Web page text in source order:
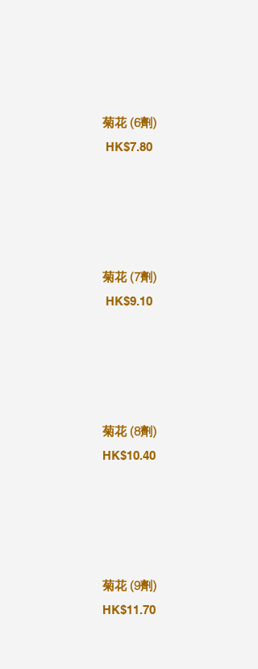
菊花 (6劑)
HK$7.80
菊花 (7劑)
HK$9.10
菊花 (8劑)
HK$10.40
菊花 (9劑)
HK$11.70